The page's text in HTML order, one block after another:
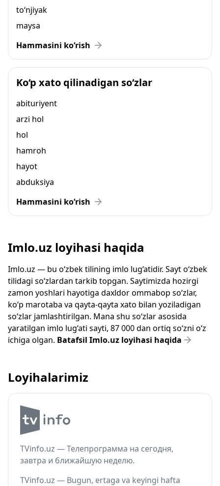
to‘njiyak
maysa
Hammasini ko‘rish
Ko‘p xato qilinadigan so‘zlar
abituriyent
arzi hol
hol
hamroh
hayot
abduksiya
Hammasini ko‘rish
Imlo.uz loyihasi haqida
Imlo.uz — bu o‘zbek tilining imlo lug‘atidir. Sayt o‘zbek
tilidagi so‘zlardan tarkib topgan. Saytimizda hozirgi
zamon yoshlari hayotiga daxldor ommabop so‘zlar,
ko‘p marotaba va qayta-qayta xato bilan yoziladigan
so‘zlar jamlashtirilgan. Mana shu so‘zlar asosida
yaratilgan imlo lug‘ati sayti, 87 000 dan ortiq so‘zni o‘z
ichiga olgan. Batafsil Imlo.uz loyihasi haqida
Loyihalarimiz
TVinfo.uz — Телепрограмма на сегодня,
завтра и ближайшую неделю.
TVinfo.uz — Bugun, ertaga va keyingi hafta